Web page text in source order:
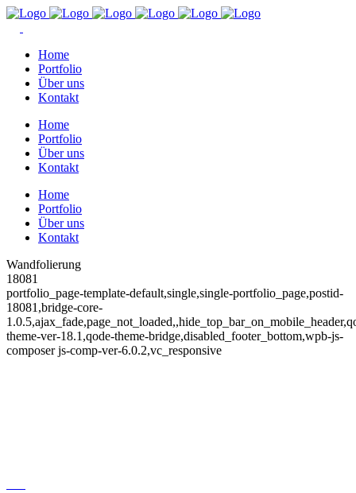
Home
Portfolio
Über uns
Kontakt
Home
Portfolio
Über uns
Kontakt
Home
Portfolio
Über uns
Kontakt
Wandfolierung
18081
portfolio_page-template-default,single,single-portfolio_page,postid-
18081,bridge-core-
theme-ver-18.1,qode-theme-bridge,disabled_footer_bottom,wpb-js-
composer js-comp-ver-6.0.2,vc_responsive